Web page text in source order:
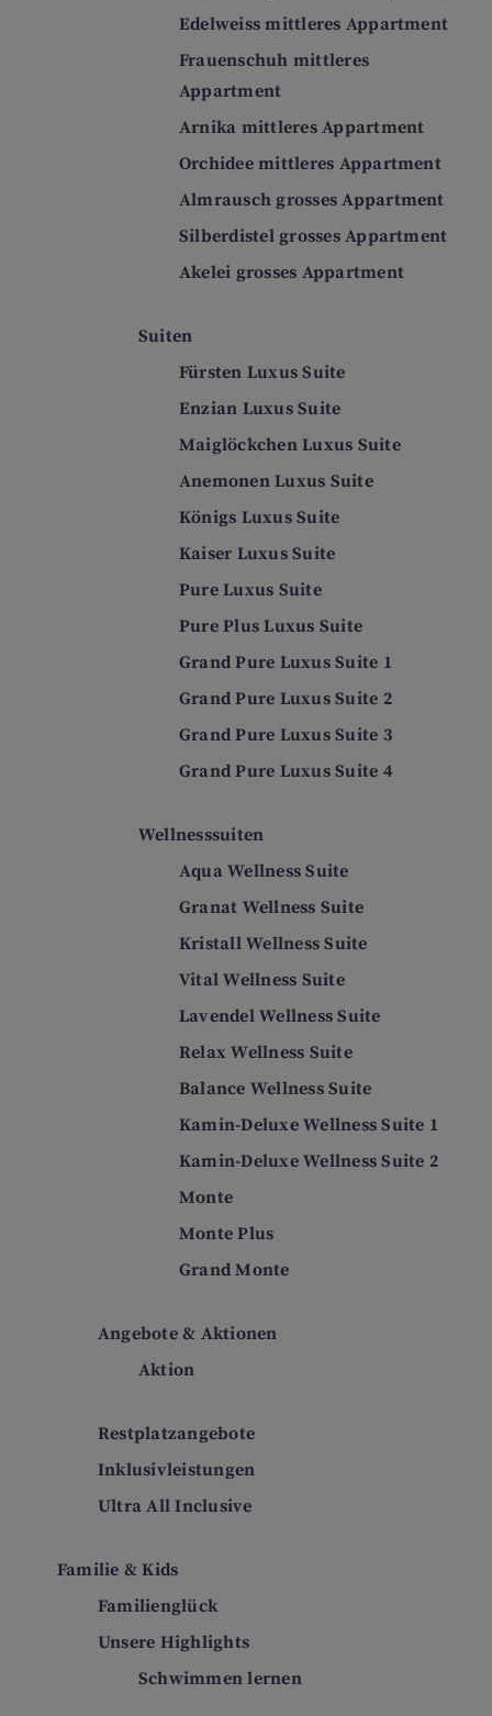
Edelweiss mittleres Appartment
Frauenschuh mittleres
Appartment
Arnika mittleres Appartment
Orchidee mittleres Appartment
Almrausch grosses Appartment
Silberdistel grosses Appartment
Akelei grosses Appartment
Suiten
Fürsten Luxus Suite
Enzian Luxus Suite
Maiglöckchen Luxus Suite
Anemonen Luxus Suite
Königs Luxus Suite
Kaiser Luxus Suite
Pure Luxus Suite
Pure Plus Luxus Suite
Grand Pure Luxus Suite 1
Grand Pure Luxus Suite 2
Grand Pure Luxus Suite 3
Grand Pure Luxus Suite 4
Wellnesssuiten
Aqua Wellness Suite
Granat Wellness Suite
Kristall Wellness Suite
Vital Wellness Suite
Lavendel Wellness Suite
Relax Wellness Suite
Balance Wellness Suite
Kamin-Deluxe Wellness Suite 1
Kamin-Deluxe Wellness Suite 2
Monte
Monte Plus
Grand Monte
Angebote & Aktionen
Aktion
Restplatzangebote
Inklusivleistungen
Ultra All Inclusive
Familie & Kids
Familienglück
Unsere Highlights
Schwimmen lernen